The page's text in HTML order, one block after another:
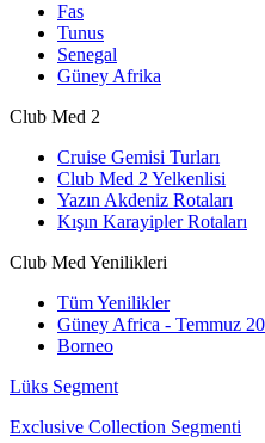
Fas
Tunus
Senegal
Güney Afrika
Club Med 2
Cruise Gemisi Turları
Club Med 2 Yelkenlisi
Yazın Akdeniz Rotaları
Kışın Karayipler Rotaları
Club Med Yenilikleri
Tüm Yenilikler
Güney Africa - Temmuz
Borneo
Lüks Segment
Exclusive Collection Segmenti